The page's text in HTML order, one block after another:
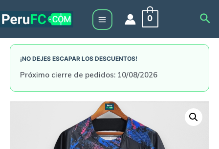
to
Main
Menu
0
¡NO DEJES ESCAPAR LOS DESCUENTOS!
Próximo cierre de pedidos: 10/08/2026